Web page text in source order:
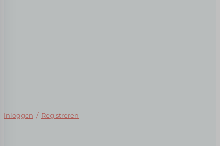
Inloggen / Registreren